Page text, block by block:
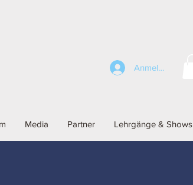
Media Partner Lehrgänge & Shows
Anmelden